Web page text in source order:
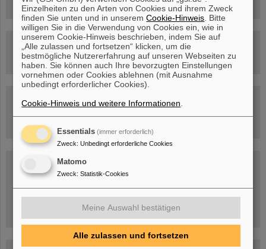
Rundflug über die FAIR-Baustelle
jetzt Termin buchen!
Blog Beam On
Menschen...hinter GSI und FAIR.
Einzelheiten zu den Arten von Cookies und ihrem Zweck
finden Sie unten und in unseremCookie-Hinweis . Bitte
willigen Sie in die Verwendung von Cookies ein, wie in
unserem Cookie-Hinweis beschrieben, indem Sie auf
„Alle zulassen und fortsetzen“ klicken, um die
bestmögliche Nutzererfahrung auf unseren Webseiten zu
haben. Sie können auch Ihre bevorzugten Einstellungen
vornehmen oder Cookies ablehnen (mit Ausnahme
unbedingt erforderlicher Cookies).
Cookie-Hinweis und weitere Informationen
Essentials (immer erforderlich)
Zweck: Unbedingt erforderliche Cookies
Matomo
Zweck: Statistik-Cookies
Meine Auswahl bestätigen
Alle zulassen und fortsetzen